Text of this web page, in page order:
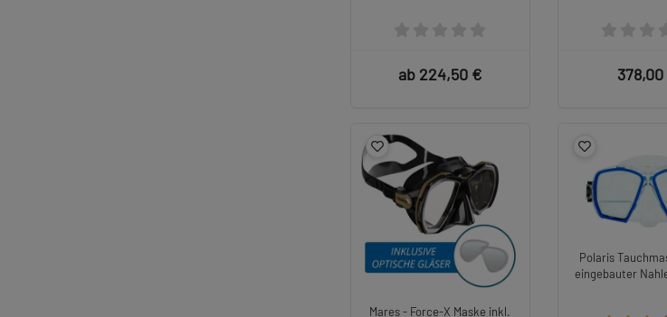
ab 224,50 €
Mares - Force-X Maske inkl.
Polaris
eingebauter